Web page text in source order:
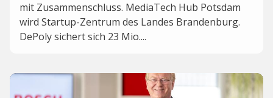
mit Zusammenschluss. MediaTech Hub Potsdam
wird Startup-Zentrum des Landes Brandenburg.
DePoly sichert sich 23 Mio....